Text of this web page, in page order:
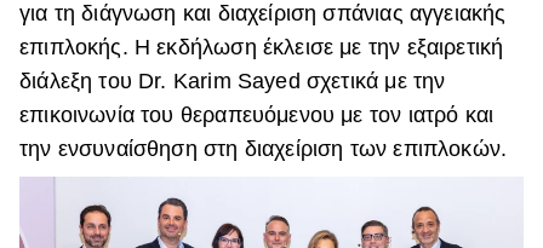
για τη διάγνωση και διαχείριση σπάνιας αγγειακής
επιπλοκής. Η εκδήλωση έκλεισε με την εξαιρετική
διάλεξη του Dr. Karim Sayed σχετικά με την
επικοινωνία του θεραπευόμενου με τον ιατρό και
την ενσυναίσθηση στη διαχείριση των επιπλοκών.